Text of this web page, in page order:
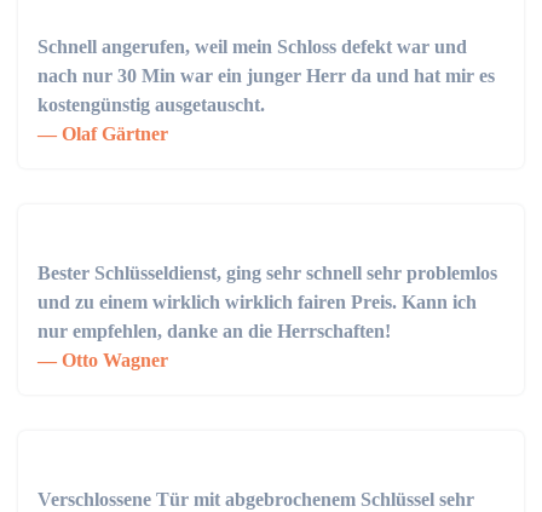
Schnell angerufen, weil mein Schloss defekt war und
nach nur 30 Min war ein junger Herr da und hat mir es
kostengünstig ausgetauscht.
Olaf Gärtner
Bester Schlüsseldienst, ging sehr schnell sehr problemlos
und zu einem wirklich wirklich fairen Preis. Kann ich
nur empfehlen, danke an die Herrschaften!
Otto Wagner
Verschlossene Tür mit abgebrochenem Schlüssel sehr